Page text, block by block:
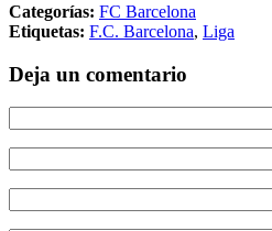
Categorías: FC Barcelona
Etiquetas: F.C. Barcelona, Liga
Deja un comentario